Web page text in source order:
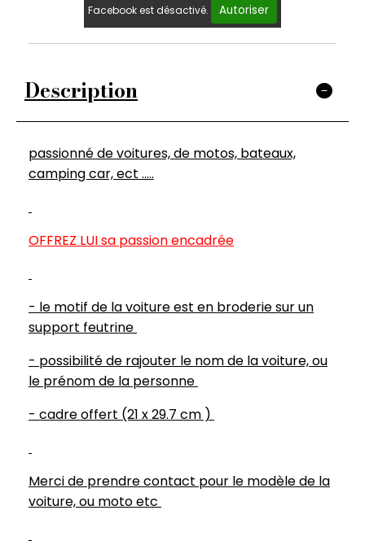
Facebook est désactivé. Autoriser
Description
passionné de voitures, de motos, bateaux,
camping car, ect .....
OFFREZ LUI sa passion encadrée
- le motif de la voiture est en broderie sur un
support feutrine
- possibilité de rajouter le nom de la voiture, ou
le prénom de la personne
- cadre offert (21 x 29.7 cm )
Merci de prendre contact pour le modèle de la
voiture, ou moto etc